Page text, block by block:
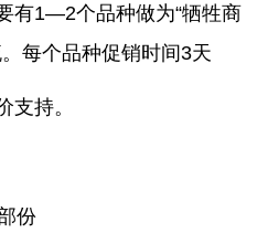
有1—2个品种做为“牺牲商
每个品种促销时间3天
支持。
份